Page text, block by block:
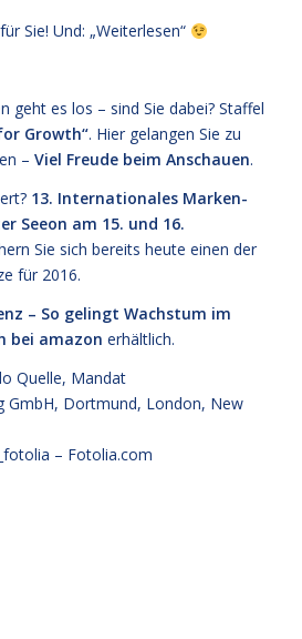
Sie! Und: „Weiterlesen“
geht es los – sind Sie dabei? Staffel
Growth“. Hier gelangen Sie zu
– Viel Freude beim Anschauen.
13. Internationales Marken-
Seeon am 15. und 16.
Sie sich bereits heute einen der
für 2016.
– So gelingt Wachstum im
bei amazon erhältlich.
Quelle, Mandat
GmbH, Dortmund, London, New
– Fotolia.com